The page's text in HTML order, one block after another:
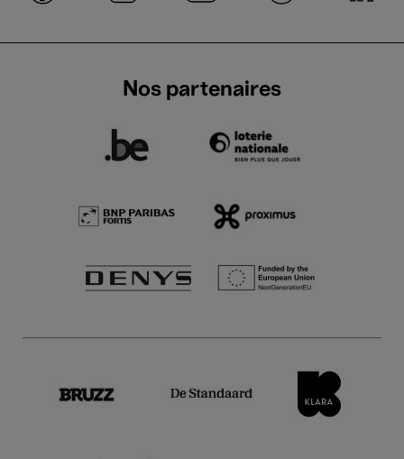
Nos partenaires